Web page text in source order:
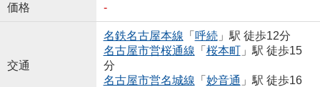
価格 -
交通
名鉄名古屋本線 「 呼続」駅 徒歩12分
名古屋市営桜通線 「 桜本町」駅 徒歩15
分
名古屋市営名城線 「 妙音通 」駅 徒歩16